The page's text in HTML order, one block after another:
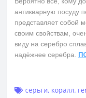
антикварную посуду
представляет собой
своим свойствам,
виду на серебро
надёжнее серебра.
серьги, коралл,